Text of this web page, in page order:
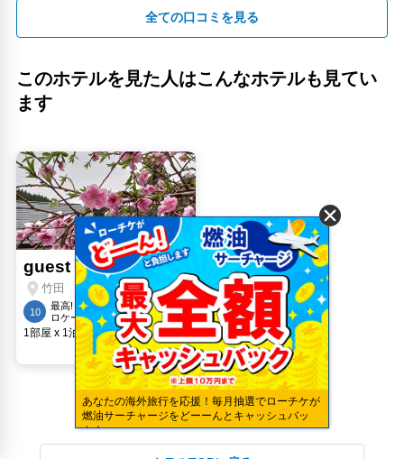
全ての口コミを見る
このホテルを見た人はこんなホテルも見てい
ます
あなたの海外旅行を応援！毎月抽選でローチケが
燃油サーチャージをどーーんとキャッシュバッ
ク！